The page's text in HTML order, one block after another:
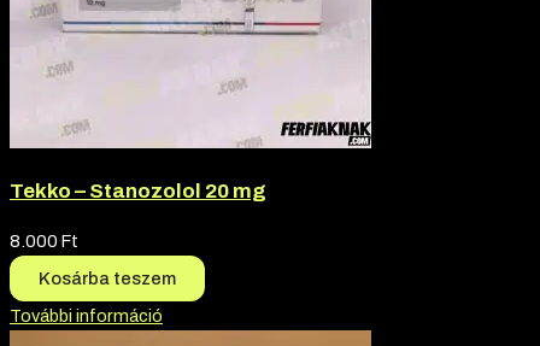
Tekko – Stanozolol 20 mg
8.000 Ft
Kosárba teszem
További információ